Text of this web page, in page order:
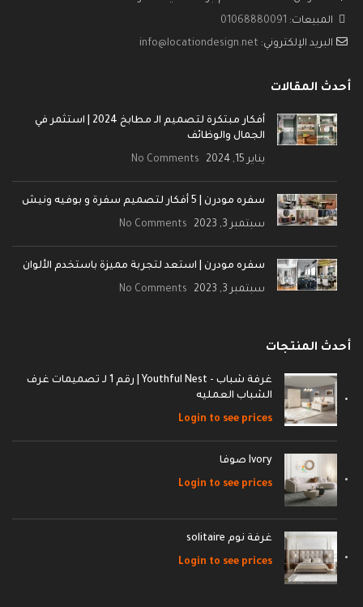
المبيعات: 01068880091
البريد الإلكتروني: info@locationdesign.net
أحدث المقالات
أفكار مبتكرة لتصميم الـ مطابخ 2024 | استثمر في
الجمال والوظائف
يناير 15, 2024 No Comments
سفره مودرن | 5 أفكار لتصميم سفرة و بوفيه ونيش
سبتمبر 3, 2023 No Comments
سفره مودرن | استعد لتجربة مميزة باستخدم الألوان
سبتمبر 3, 2023 No Comments
أحدث المنتجات
غرفة شباب - Youthful Nest | رقم 1 لـ تصميمات غرف
الشباب العمليه
Login to see prices
Ivory صوفا
Login to see prices
غرفة نوم solitaire
Login to see prices